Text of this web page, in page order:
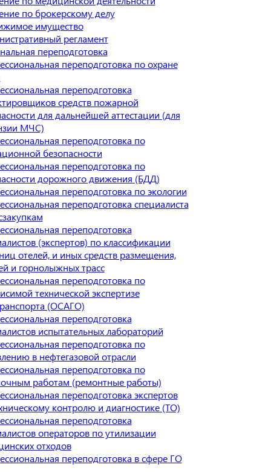
по брокерскому делу
имущество
регламент
переподготовка
переподготовка по охране
переподготовка
средств пожарной
для дальнейшей аттестации (для
МЧС)
переподготовка по
безопасности
переподготовка по
дорожного движения (БДД)
переподготовка по экологии
переподготовка специалиста
переподготовка
(экспертов) по классификации
отелей, и иных средств размещения,
и горнолыжных трасс
переподготовка по
технической экспертизе
(ОСАГО)
переподготовка
испытательных лабораторий
переподготовка по
в нефтегазовой отрасли
переподготовка по
работам (ремонтные работы)
переподготовка экспертов
контролю и диагностике (ТО)
переподготовка
операторов по утилизации
отходов
переподготовка в сфере ГО